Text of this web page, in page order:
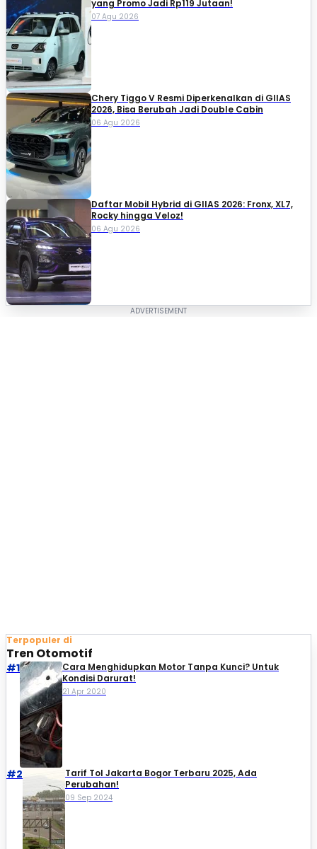
yang Promo Jadi Rp119 Jutaan!
07 Agu 2026
Chery Tiggo V Resmi Diperkenalkan di GIIAS
2026, Bisa Berubah Jadi Double Cabin
06 Agu 2026
Daftar Mobil Hybrid di GIIAS 2026: Fronx, XL7,
Rocky hingga Veloz!
06 Agu 2026
Terpopuler di
Tren Otomotif
#1
Cara Menghidupkan Motor Tanpa Kunci? Untuk
Kondisi Darurat!
21 Apr 2020
#2
Tarif Tol Jakarta Bogor Terbaru 2025, Ada
Perubahan!
09 Sep 2024